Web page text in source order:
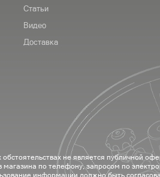
Статьи
Видео
Доставка
не является публичной
по телефону, запросом по
информации должно быть